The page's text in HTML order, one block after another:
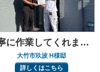
丁寧に作業してくれました
大竹市玖波 H様邸
詳しくはこちら